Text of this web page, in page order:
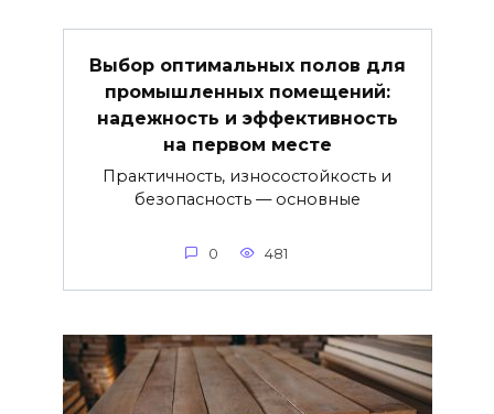
Выбор оптимальных полов для
промышленных помещений:
надежность и эффективность
на первом месте
Практичность, износостойкость и
безопасность — основные
0 481